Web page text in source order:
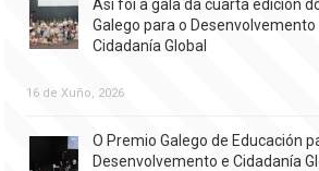
Así foi a gala da cuarta edición
Galego para o Desenvolvemento
Cidadanía Global
16 de Xuño, 2026
O Premio Galego de Educación
Desenvolvemento e Cidadanía